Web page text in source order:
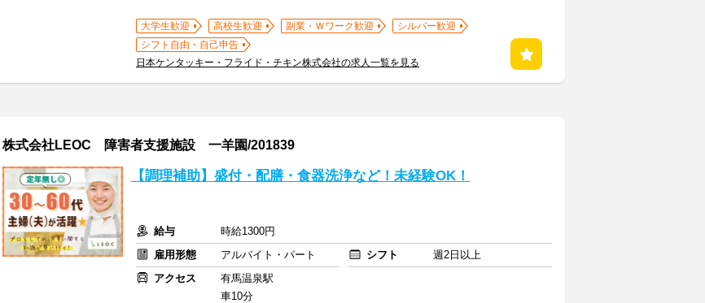
大学生歓迎 高校生歓迎 副業・Ｗワーク歓迎
シルバー歓迎
シフト自由・自己申告
日本ケンタッキー・フライド・チキン株式会社の求人一覧を見る
株式会社LEOC 障害者支援施設 一羊園/201839
【調理補助】盛付・配膳・食器洗浄など！未経験OK！
給与
時給1300円
雇用形態
アルバイト・パート シフト
週2日以上
アクセス
有馬温泉駅
車10分